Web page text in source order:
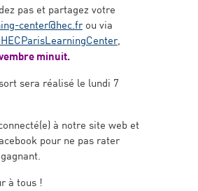
pas et partagez votre
center@hec.fr ou via
,
minuit.
sera réalisé le lundi 7
à notre site web et
pour ne pas rater
à tous !